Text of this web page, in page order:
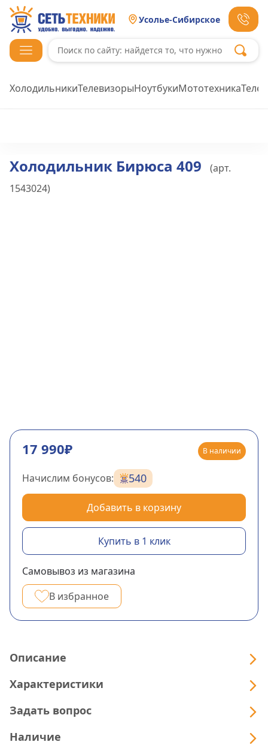
Усолье-Сибирское
ХолодильникиТелевизорыНоутбукиМототехника
Холодильник Бирюса 409
(арт.
1543024)
17 990₽ В наличии
Начислим бонусов: 540
Добавить в корзину
Купить в 1 клик
Самовывоз из магазина
В избранное
Описание
Характеристики
Задать вопрос
Наличие